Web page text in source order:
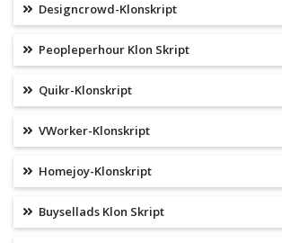
Designcrowd-Klonskript
Peopleperhour Klon Skript
Quikr-Klonskript
VWorker-Klonskript
Homejoy-Klonskript
Buysellads Klon Skript